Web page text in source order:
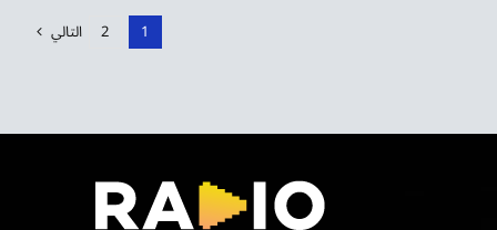
1
2 التالي